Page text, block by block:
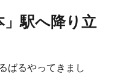
」駅へ降り立
ばるやってきまし